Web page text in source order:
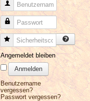
Benutzername
Passwort
Sicherheitscode
Angemeldet bleiben
Anmelden
Benutzername
vergessen?
Passwort vergessen?